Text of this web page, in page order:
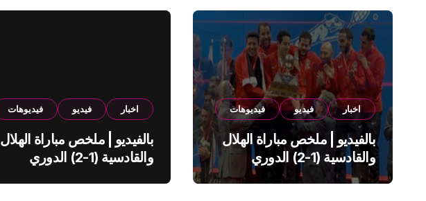
اخبار فيديو فيديوهات
بالفيديو | ملخص مباراة الهلال
والقادسية (1-2) الدوري
السعودي
اخبار فيديو فيديوهات
بالفيديو | ملخص مباراة الهلال
والقادسية (1-2) الدوري